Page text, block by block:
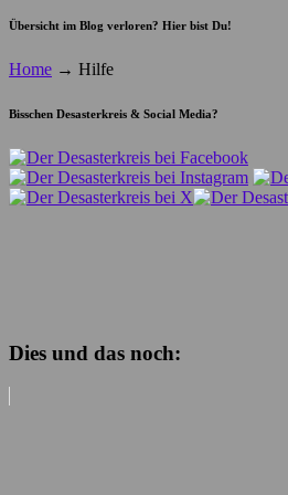
Übersicht im Blog verloren? Hier bist Du!
Home → Hilfe
Bisschen Desasterkreis & Social Media?
Dies und das noch: